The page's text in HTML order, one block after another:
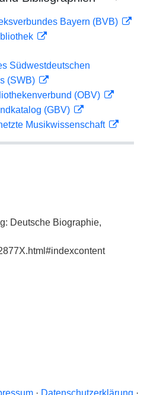
Bayern (BVB)
Südwestdeutschen
(SWB)
(OBV)
(GBV)
Musikwissenschaft
Deutsche Biographie,
· Datenschutzerklärung ·